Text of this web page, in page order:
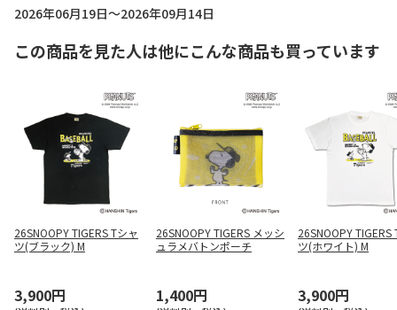
2026年06月19日～2026年09月14日
この商品を見た人は他にこんな商品も買っています
26SNOOPY TIGERS Tシャ
ツ(ブラック) M
3,900円
26SNOOPY TIGERS メッシ
ュラメバトンポーチ
1,400円
26SNOOPY TIGERS
ツ(ホワイト) M
3,900円